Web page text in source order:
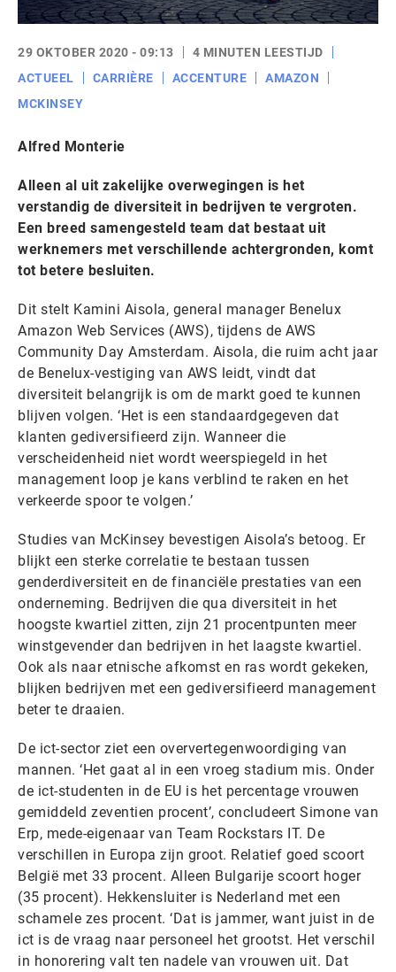
29 OKTOBER 2020 - 09:13
4 MINUTEN LEESTIJD
ACTUEEL
CARRIÈRE ACCENTURE
AMAZON
MCKINSEY
Alfred Monterie
Alleen al uit zakelijke overwegingen is het
verstandig de diversiteit in bedrijven te vergroten.
Een breed samengesteld team dat bestaat uit
werknemers met verschillende achtergronden, komt
tot betere besluiten.
Dit stelt Kamini Aisola, general manager Benelux
Amazon Web Services (AWS), tijdens de AWS
Community Day Amsterdam. Aisola, die ruim acht jaar
de Benelux-vestiging van AWS leidt, vindt dat
diversiteit belangrijk is om de markt goed te kunnen
blijven volgen. ‘Het is een standaardgegeven dat
klanten gediversifieerd zijn. Wanneer die
verscheidenheid niet wordt weerspiegeld in het
management loop je kans verblind te raken en het
verkeerde spoor te volgen.’
Studies van McKinsey bevestigen Aisola’s betoog. Er
blijkt een sterke correlatie te bestaan tussen
genderdiversiteit en de financiële prestaties van een
onderneming. Bedrijven die qua diversiteit in het
hoogste kwartiel zitten, zijn 21 procentpunten meer
winstgevender dan bedrijven in het laagste kwartiel.
Ook als naar etnische afkomst en ras wordt gekeken,
blijken bedrijven met een gediversifieerd management
beter te draaien.
De ict-sector ziet een oververtegenwoordiging van
mannen. ‘Het gaat al in een vroeg stadium mis. Onder
de ict-studenten in de EU is het percentage vrouwen
gemiddeld zeventien procent’, concludeert Simone van
Erp, mede-eigenaar van Team Rockstars IT. De
verschillen in Europa zijn groot. Relatief goed scoort
België met 33 procent. Alleen Bulgarije scoort hoger
(35 procent). Hekkensluiter is Nederland met een
schamele zes procent. ‘Dat is jammer, want juist in de
ict is de vraag naar personeel het grootst. Het verschil
in honorering valt ten nadele van vrouwen uit. Dat